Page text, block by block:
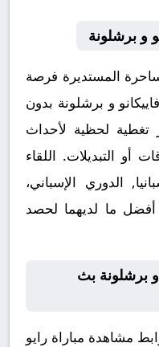
و برشلونة
المستديرة فرصة
و برشلونة بدون
تغطية لحظية لأحداث
أو التبديلات. اللقاء
الدوري الإسباني،
أفضل ما لديهما لحصد
و برشلونة بث
مشاهدة مباراة رايو